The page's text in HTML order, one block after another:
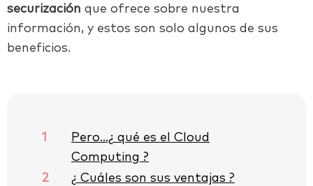
securización que ofrece sobre nuestra
información, y estos son solo algunos de sus
beneficios.
1
Pero…¿ qué es el Cloud
Computing ?
2
¿ Cuáles son sus ventajas ?